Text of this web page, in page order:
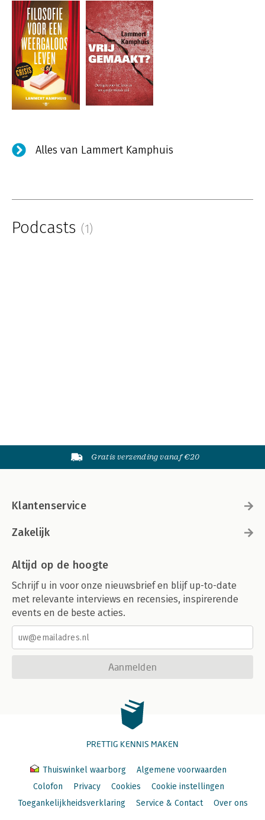
Alles van Lammert Kamphuis
Podcasts (1)
Gratis verzending vanaf €20
Klantenservice
Zakelijk
Altijd op de hoogte
Schrijf u in voor onze nieuwsbrief en blijf up-to-date
met relevante interviews en recensies, inspirerende
events en de beste acties.
Aanmelden
PRETTIG KENNIS MAKEN
Thuiswinkel waarborg
Algemene voorwaarden
Colofon
Privacy Cookies
Cookie instellingen
Toegankelijkheidsverklaring
Service & Contact Over ons